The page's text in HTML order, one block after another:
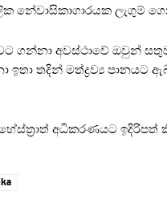
නේවාසිකාගාරයක ලැගුම්
ගන්නා අවස්ථාවේ ඔවුන්
ඉතා තදින් මත්ද්‍රව්‍ය
අධිකරණයට ඉදිරිපත්